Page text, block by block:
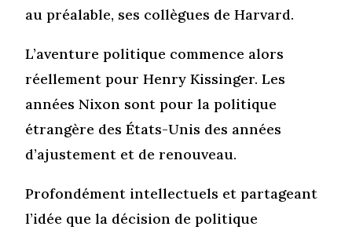
au préalable, ses collègues de Harvard.
L’aventure politique commence alors
réellement pour Henry Kissinger. Les
années Nixon sont pour la politique
étrangère des États-Unis des années
d’ajustement et de renouveau.
Profondément intellectuels et partageant
l’idée que la décision de politique